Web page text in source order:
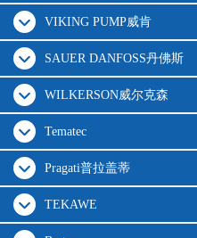
VIKING PUMP威肯
SAUER DANFOSS丹佛斯
WILKERSON威尔克森
Tematec
Pragati普拉盖蒂
TEKAWE